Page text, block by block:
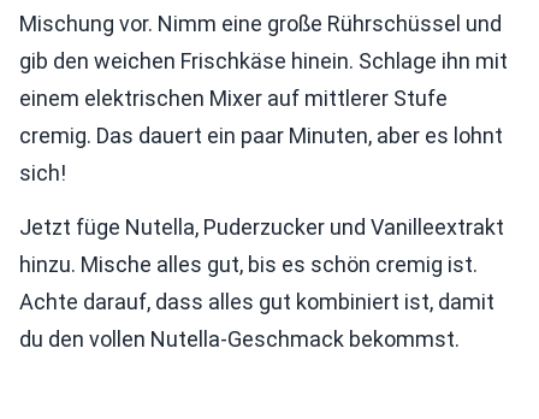
Mischung vor. Nimm eine große Rührschüssel und
gib den weichen Frischkäse hinein. Schlage ihn mit
einem elektrischen Mixer auf mittlerer Stufe
cremig. Das dauert ein paar Minuten, aber es lohnt
sich!
Jetzt füge Nutella, Puderzucker und Vanilleextrakt
hinzu. Mische alles gut, bis es schön cremig ist.
Achte darauf, dass alles gut kombiniert ist, damit
du den vollen Nutella-Geschmack bekommst.